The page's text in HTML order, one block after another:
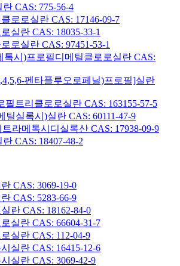
CAS: 775-56-4
로로실란 CAS: 17146-09-7
실란 CAS: 18035-33-1
로실란 CAS: 97451-53-1
톡시)프로필디메틸클로로실란 CAS:
펜타플루오로페닐)프로필]실란
필트리클로로실란 CAS: 163155-57-5
실록시)실란 CAS: 60111-47-9
트라메톡시디실록산 CAS: 17938-09-9
CAS: 18407-48-2
CAS: 3069-19-0
CAS: 5283-66-9
란 CAS: 18162-84-0
실란 CAS: 66604-31-7
실란 CAS: 112-04-9
실란 CAS: 16415-12-6
실란 CAS: 3069-42-9